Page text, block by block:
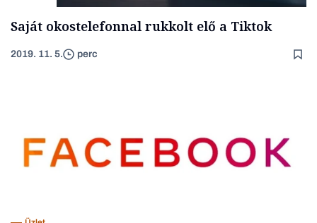
Saját okostelefonnal rukkolt elő a Tiktok
2019. 11. 5. perc